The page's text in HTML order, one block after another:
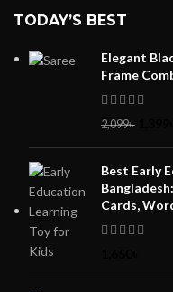
TODAY’S BEST
Elegant
Frame
2,099৳
Best Early
Cards,